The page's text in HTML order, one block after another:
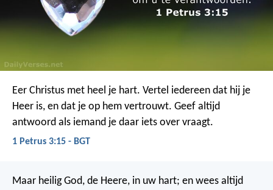
Eer Christus met heel je hart. Vertel iedereen dat hij je
Heer is, en dat je op hem vertrouwt. Geef altijd
antwoord als iemand je daar iets over vraagt.
1 Petrus 3:15 - BGT
Maar heilig God, de Heere, in uw hart; en wees altijd